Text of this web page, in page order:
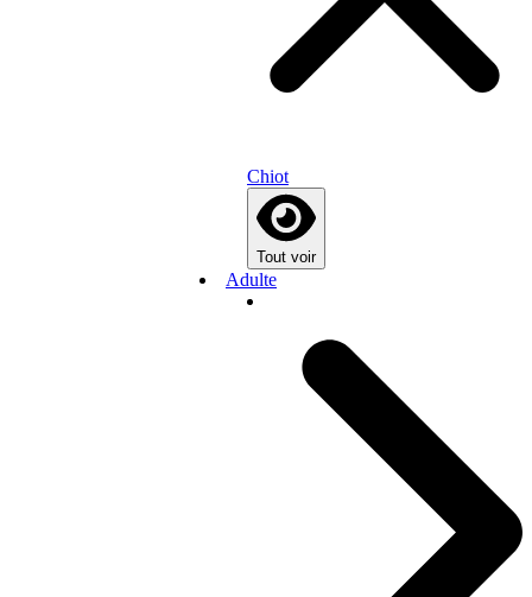
Chiot
Tout voir
Adulte